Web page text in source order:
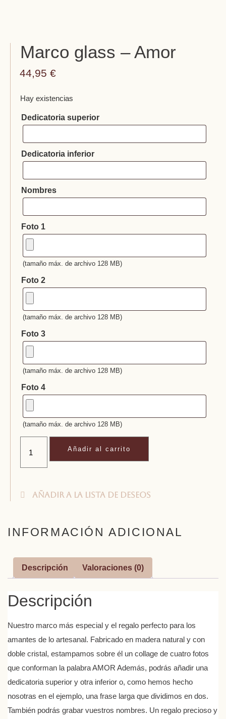
Marco glass – Amor
44,95 €
Hay existencias
Dedicatoria superior
Dedicatoria inferior
Nombres
Foto 1
(tamaño máx. de archivo 128 MB)
Foto 2
(tamaño máx. de archivo 128 MB)
Foto 3
(tamaño máx. de archivo 128 MB)
Foto 4
(tamaño máx. de archivo 128 MB)
Añadir al carrito
Añadir a la lista de deseos
INFORMACIÓN ADICIONAL
Descripción Valoraciones (0)
Descripción
Nuestro marco más especial y el regalo perfecto para los
amantes de lo artesanal. Fabricado en madera natural y con
doble cristal, estampamos sobre él un collage de cuatro fotos
que conforman la palabra AMOR Además, podrás añadir una
dedicatoria superior y otra inferior o, como hemos hecho
nosotras en el ejemplo, una frase larga que dividimos en dos.
También podrás grabar vuestros nombres. Un regalo precioso y